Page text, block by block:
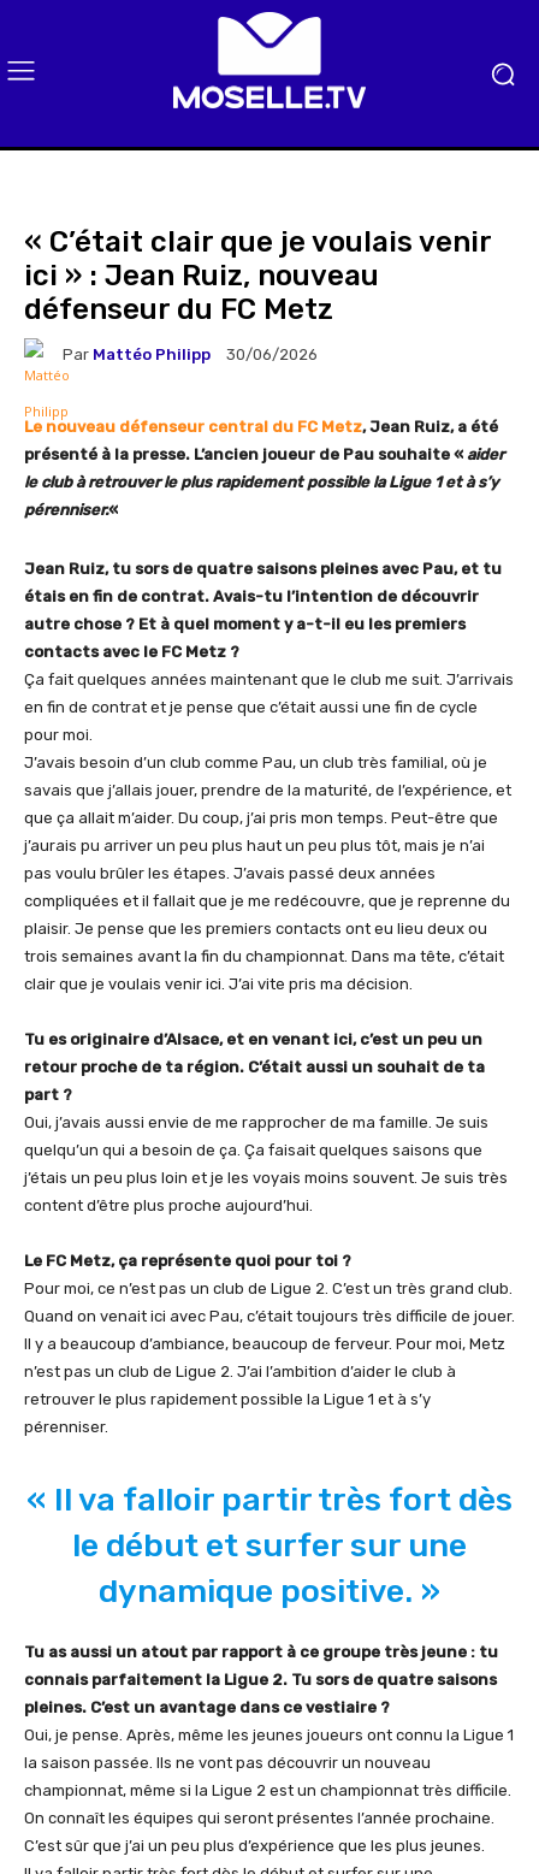
« C’était clair que je voulais venir
ici » : Jean Ruiz, nouveau
défenseur du FC Metz
Par Mattéo Philipp 30/06/2026
Le nouveau défenseur central du FC Metz, Jean Ruiz, a été
présenté à la presse. L’ancien joueur de Pau souhaite « aider
le club à retrouver le plus rapidement possible la Ligue 1 et à s’y
pérenniser.«
Jean Ruiz, tu sors de quatre saisons pleines avec Pau, et tu
étais en fin de contrat. Avais-tu l’intention de découvrir
autre chose ? Et à quel moment y a-t-il eu les premiers
contacts avec le FC Metz ?
Ça fait quelques années maintenant que le club me suit. J’arrivais
en fin de contrat et je pense que c’était aussi une fin de cycle
pour moi.
J’avais besoin d’un club comme Pau, un club très familial, où je
savais que j’allais jouer, prendre de la maturité, de l’expérience, et
que ça allait m’aider. Du coup, j’ai pris mon temps. Peut-être que
j’aurais pu arriver un peu plus haut un peu plus tôt, mais je n’ai
pas voulu brûler les étapes. J’avais passé deux années
compliquées et il fallait que je me redécouvre, que je reprenne du
plaisir. Je pense que les premiers contacts ont eu lieu deux ou
trois semaines avant la fin du championnat. Dans ma tête, c’était
clair que je voulais venir ici. J’ai vite pris ma décision.
Tu es originaire d’Alsace, et en venant ici, c’est un peu un
retour proche de ta région. C’était aussi un souhait de ta
part ?
Oui, j’avais aussi envie de me rapprocher de ma famille. Je suis
quelqu’un qui a besoin de ça. Ça faisait quelques saisons que
j’étais un peu plus loin et je les voyais moins souvent. Je suis très
content d’être plus proche aujourd’hui.
Le FC Metz, ça représente quoi pour toi ?
Pour moi, ce n’est pas un club de Ligue 2. C’est un très grand club.
Quand on venait ici avec Pau, c’était toujours très difficile de jouer.
Il y a beaucoup d’ambiance, beaucoup de ferveur. Pour moi, Metz
n’est pas un club de Ligue 2. J’ai l’ambition d’aider le club à
retrouver le plus rapidement possible la Ligue 1 et à s’y
pérenniser.
« Il va falloir partir très fort dès
le début et surfer sur une
dynamique positive. »
Tu as aussi un atout par rapport à ce groupe très jeune : tu
connais parfaitement la Ligue 2. Tu sors de quatre saisons
pleines. C’est un avantage dans ce vestiaire ?
Oui, je pense. Après, même les jeunes joueurs ont connu la Ligue 1
la saison passée. Ils ne vont pas découvrir un nouveau
championnat, même si la Ligue 2 est un championnat très difficile.
On connaît les équipes qui seront présentes l’année prochaine.
C’est sûr que j’ai un peu plus d’expérience que les plus jeunes.